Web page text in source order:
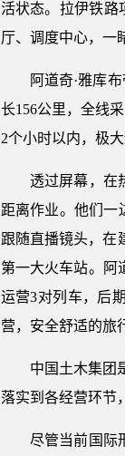
活状态。拉伊铁路
厅、调度中心，一
阿道奇·雅库
长156公里，全线
2个小时以内，极
透过屏幕，在
距离作业。他们一
跟随直播镜头，在
第一大火车站。阿
运营3对列车，后
营，安全舒适的旅
中国土木集团
落实到各经营环节
尽管当前国际